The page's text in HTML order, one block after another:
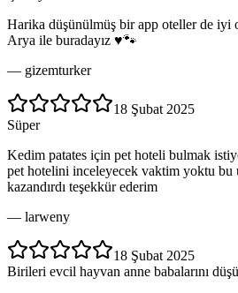
Harika düşünülmüş bir app oteller de iyi
Arya ile buradayız ♥️🐾
— gizemturker
18 Şubat 2025
Süper
Kedim patates için pet hoteli bulmak
pet hotelini inceleyecek vaktim yoktu bu
kazandırdı teşekkür ederim
— larweny
18 Şubat 2025
Birileri evcil hayvan anne babalarını